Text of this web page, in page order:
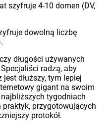
szyfruje 4-10 domen (DV,
dowolną liczbę
długości używanych
radzą, aby
dłuższy, tym lepiej
gigant na swoim
tygodniach
praktyk, przygotowujących
protokół.